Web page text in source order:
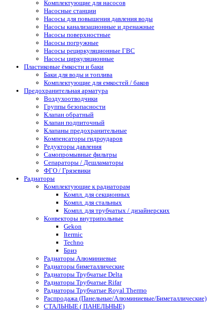
Комплектующие для насосов
Насосные станции
Насосы для повышения давления воды
Насосы канализационные и дренажные
Насосы поверхностные
Насосы погружные
Насосы рециркуляционные ГВС
Насосы циркуляционные
Пластиковые ёмкости и баки
Баки для воды и топлива
Комплектующие для емкостей / баков
Предохранительная арматура
Воздухоотводчики
Группы безопасности
Клапан обратный
Клапан подпиточный
Клапаны предохранительные
Компенсаторы гидроударов
Редукторы давления
Самопромывные фильтры
Сепараторы / Дешламаторы
ФГО / Грязевики
Радиаторы
Комплектующие к радиаторам
Компл. для секционных
Компл. для стальных
Компл. для трубчатых / дизайнерских
Конвекторы внутрипольные
Gekon
Itermic
Techno
Бриз
Радиаторы Алюминиевые
Радиаторы биметаллические
Радиаторы Трубчатые Delta
Радиаторы Трубчатые Rifar
Радиаторы Трубчатые Royal Thermo
Распродажа (Панельные/Алюминиевые/Биметаллические)
СТАЛЬНЫЕ ( ПАНЕЛЬНЫЕ)